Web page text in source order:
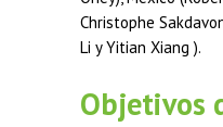
Christophe
Li y Yitian Xiang ).
Objetivos